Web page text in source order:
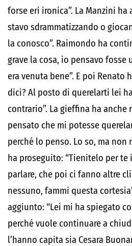
forse eri ironica”. La Manzini ha
stavo sdrammatizzando o
la conosco”. Raimondo ha
grave la cosa, io pensavo
era venuta bene”. E poi Renato
dici? Al posto di querelarti lei
contrario”. La gieffina ha anche
pensato che mi potesse
perché lo penso. Lo so, ma non
ha proseguito: “Tienitelo per
parlare, che poi ci fanno altre
nessuno, fammi questa
aggiunto: “Lei mi ha spiegato
perché vuole continuare a
l’hanno capita sia Cesara